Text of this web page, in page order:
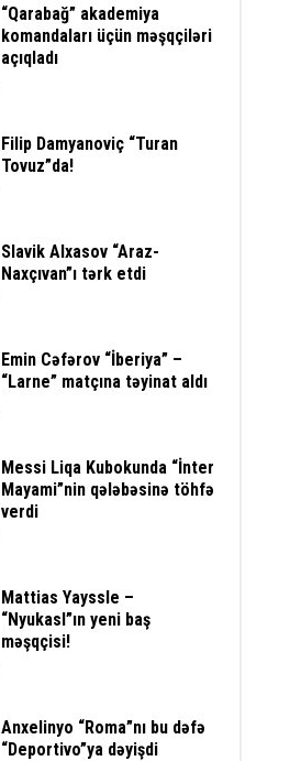
“Qarabağ” akademiya
komandaları üçün məşqçiləri
açıqladı
Filip Damyanoviç “Turan
Tovuz”da!
Slavik Alxasov “Araz-
Naxçıvan”ı tərk etdi
Emin Cəfərov “İberiya” –
“Larne” matçına təyinat aldı
Messi Liqa Kubokunda “İnter
Mayami”nin qələbəsinə töhfə
verdi
Mattias Yayssle –
“Nyukasl”ın yeni baş
məşqçisi!
Anxelinyo “Roma”nı bu dəfə
“Deportivo”ya dəyişdi